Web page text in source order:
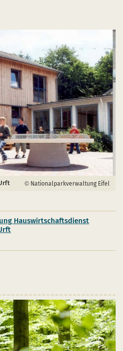
Nationalparkverwaltung Eifel
Hauswirtschaftsdienst